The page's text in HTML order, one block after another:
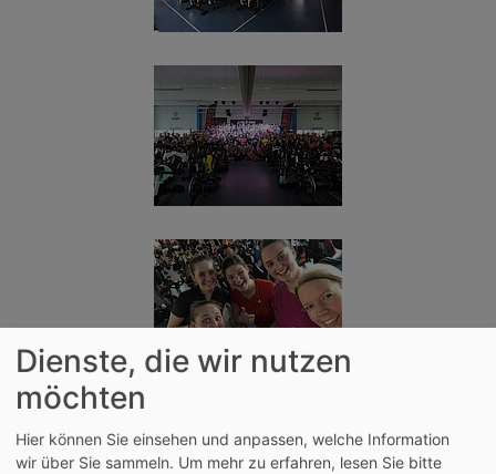
Dienste, die wir nutzen
möchten
Hier können Sie einsehen und anpassen, welche Information
wir über Sie sammeln. Um mehr zu erfahren, lesen Sie bitte